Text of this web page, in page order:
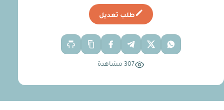
طلب تعديل
307 مشاهدة